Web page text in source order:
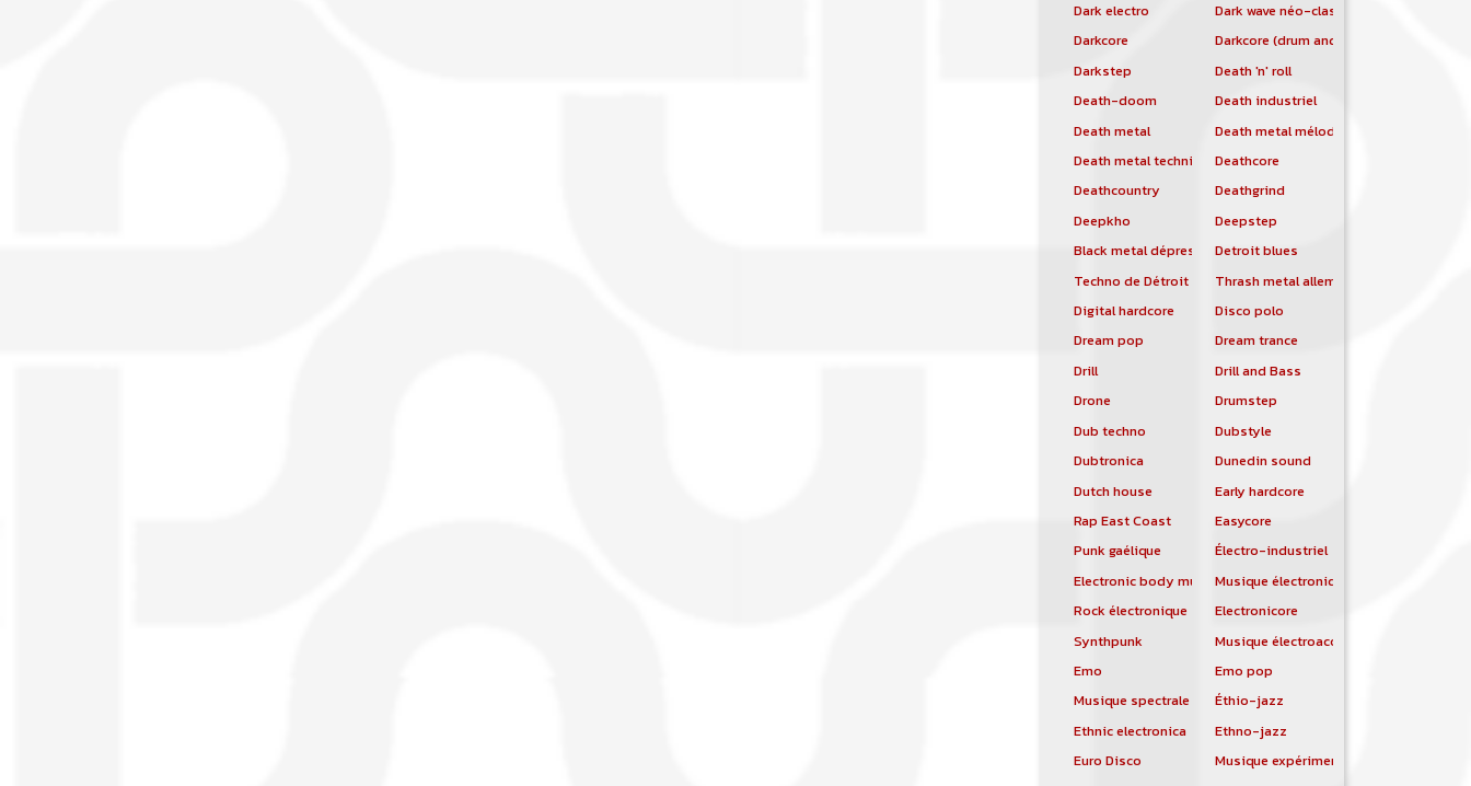
Dark electro
Dark wave néo-classique
Darkcore
Darkcore (drum and bass)
Darkstep
Death 'n' roll
Death-doom
Death industriel
Death metal
Death metal mélodique
Death metal techniqueDeathcore
Deathcountry
Deathgrind
Deepkho
Deepstep
Black metal dépressif Detroit blues
Techno de Détroit
Thrash metal allemand
Digital hardcore
Disco polo
Dream pop
Dream trance
Drill
Drill and Bass
Drone
Drumstep
Dub techno
Dubstyle
Dubtronica
Dunedin sound
Dutch house
Early hardcore
Rap East Coast
Easycore
Punk gaélique
Électro-industriel
Electronic body musicMusique électronique
Rock électronique
Electronicore
Synthpunk
Musique électroacoustique
Emo
Emo pop
Musique spectrale
Éthio-jazz
Ethnic electronica
Ethno-jazz
Euro Disco
Musique expérimentale